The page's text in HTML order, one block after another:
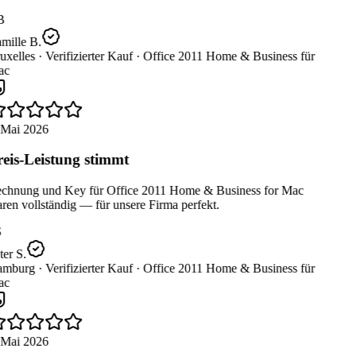
B.
· Verifizierter Kauf · Office 2011 Home & Business für
2026
Leistung stimmt
und Key für Office 2011 Home & Business for Mac
vollständig — für unsere Firma perfekt.
S.
· Verifizierter Kauf · Office 2011 Home & Business für
2026